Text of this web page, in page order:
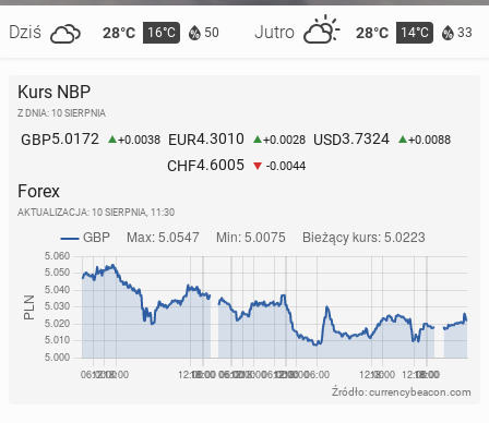
Dziś 28°C 16°C 50 Jutro 28°C 14°C 33
Kurs NBP
Z DNIA: 10 SIERPNIA
GBP5.0172 +0.0038 EUR4.3010 +0.0028 USD3.7324 +0.0088
CHF4.6005 -0.0044
Forex
AKTUALIZACJA: 10 SIERPNIA, 11:30
Źródło: currencybeacon.com